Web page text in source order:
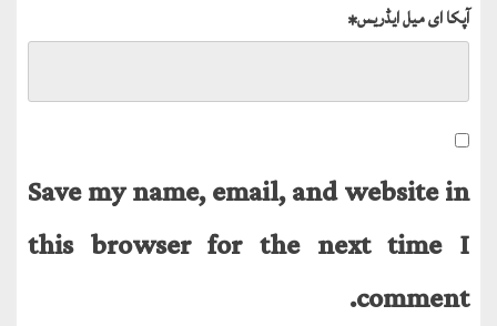
آپکا ای میل ایڈریس*
Save my name, email, and website in
this browser for the next time I
comment.